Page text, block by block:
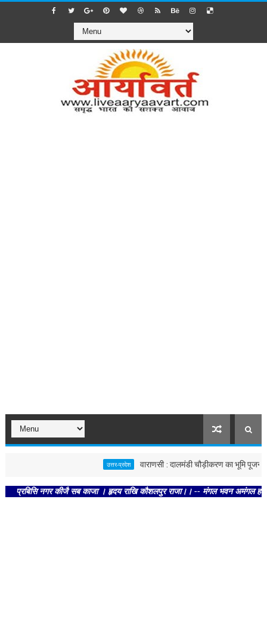
उत्तर-प्रदेश वाराणसी : दालमंडी चौड़ीकरण का भूमि पूजन, नवंबर
नगर कीजै सब काजा । हृदय राखि कौशलपुर राजा।। -- मंगल भवन अमंगल हारी।